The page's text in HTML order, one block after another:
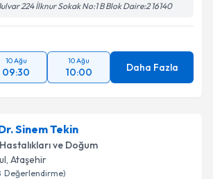
224 İlknur Sokak No:1 B Blok Daire:2 16140
10 Ağu
09:30
10 Ağu
10:00 Daha Fazla
Sinem Tekin
ve Doğum
, Ataşehir
Değerlendirme)